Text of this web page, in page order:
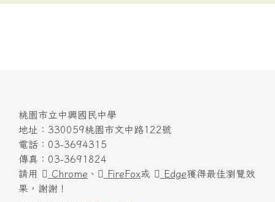
桃園市立中興國民中學
地址：330059桃園市文中路122號
電話：03-3694315
傳真：03-3691824
請用
Chrome 、 FireFox或 Edge獲得最佳瀏覽效
果，謝謝！